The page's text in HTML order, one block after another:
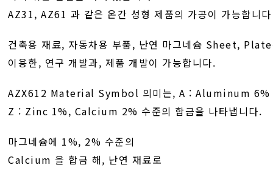
AZ31, AZ61 과 같은 온간 성형 제품의 가공이 가능합니다
건축용 재료, 자동차용 부품, 난연 마그네슘 Sheet,
이용한, 연구 개발과, 제품 개발이 가능합니다.
AZX612 Material Symbol 의미는, A : Aluminum 6%
Z : Zinc 1%, Calcium 2% 수준의 합금을 나타냅니다.
마그네슘에 1%, 2% 수준의
Calcium 을 합금 해, 난연 재료로